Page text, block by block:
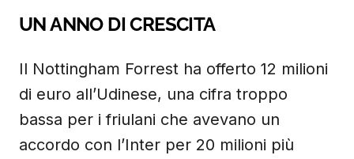
UN ANNO DI CRESCITA
Il Nottingham Forrest ha offerto 12 milioni
di euro all’Udinese, una cifra troppo
bassa per i friulani che avevano un
accordo con l’Inter per 20 milioni più